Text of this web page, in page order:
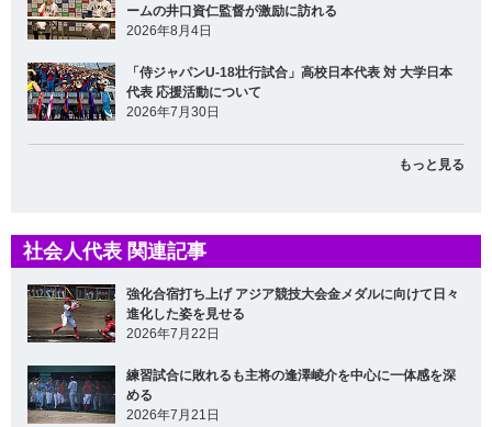
ームの井口資仁監督が激励に訪れる
2026年8月4日
「侍ジャパンU-18壮行試合」高校日本代表 対 大学日本
代表 応援活動について
2026年7月30日
もっと見る
社会人代表 関連記事
強化合宿打ち上げ アジア競技大会金メダルに向けて日々
進化した姿を見せる
2026年7月22日
練習試合に敗れるも主将の逢澤崚介を中心に一体感を深
める
2026年7月21日